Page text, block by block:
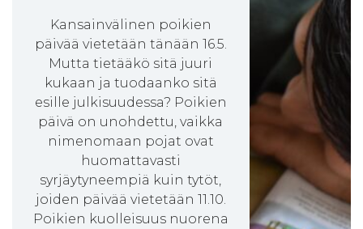
Kansainvälinen poikien
päivää vietetään tänään 16.5.
Mutta tietääkö sitä juuri
kukaan ja tuodaanko sitä
esille julkisuudessa? Poikien
päivä on unohdettu, vaikka
nimenomaan pojat ovat
huomattavasti
syrjäytyneempiä kuin tytöt,
joiden päivää vietetään 11.10.
Poikien kuolleisuus nuorena